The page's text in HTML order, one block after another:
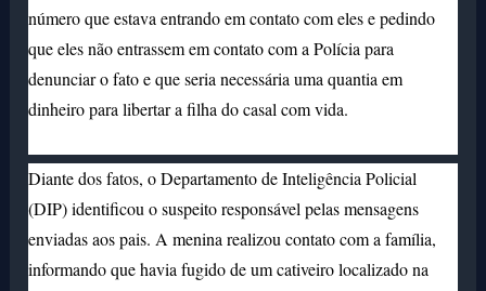
número que estava entrando em contato com eles e pedindo
que eles não entrassem em contato com a Polícia para
denunciar o fato e que seria necessária uma quantia em
dinheiro para libertar a filha do casal com vida.
Diante dos fatos, o Departamento de Inteligência Policial
(DIP) identificou o suspeito responsável pelas mensagens
enviadas aos pais. A menina realizou contato com a família,
informando que havia fugido de um cativeiro localizado na